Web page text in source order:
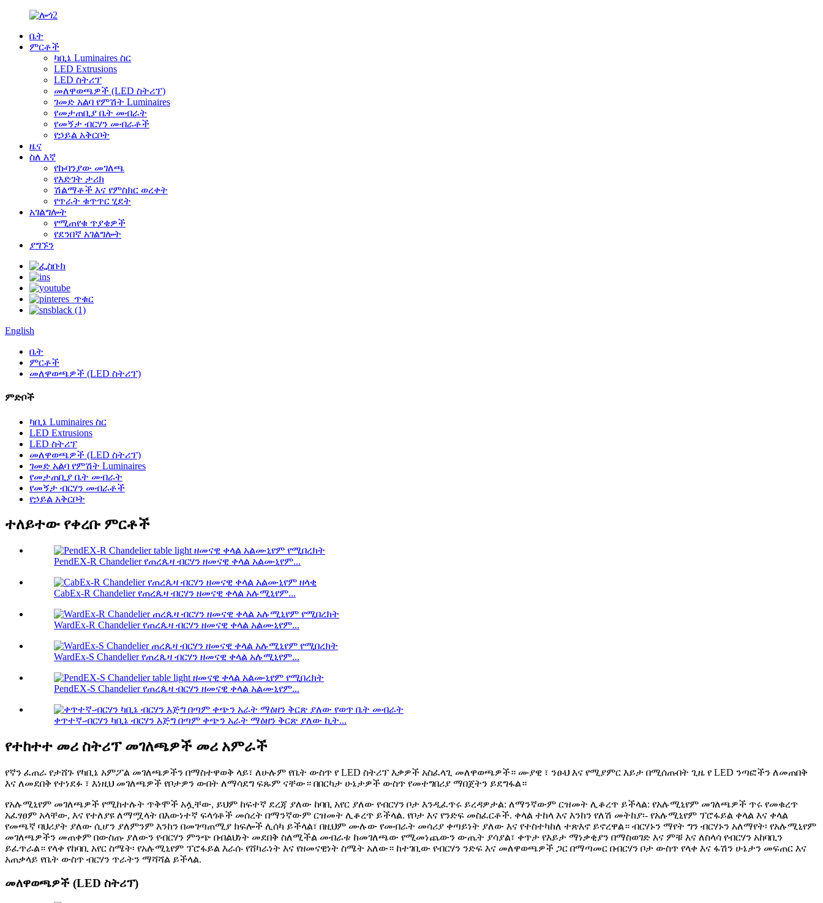
ቤት
ምርቶች
ካቢኔ Luminaires ስር
LED Extrusions
LED ስትሪፕ
መለዋወጫዎች (LED ስትሪፕ)
ገመድ አልባ የምሽት Luminaires
የመታጠቢያ ቤት መብራት
የመኝታ ብርሃን መብራቶች
የኃይል አቅርቦት
ዜና
ስለ እኛ
የኩባንያው መገለጫ
የእድገት ታሪክ
ሽልማቶች እና የምስክር ወረቀት
የጥራት ቁጥጥር ሂደት
አገልግሎት
የሚጠየቁ ጥያቄዎች
የደንበኛ አገልግሎት
ያግኙን
English
ቤት
ምርቶች
መለዋወጫዎች (LED ስትሪፕ)
ምድቦች
ካቢኔ Luminaires ስር
LED Extrusions
LED ስትሪፕ
መለዋወጫዎች (LED ስትሪፕ)
ገመድ አልባ የምሽት Luminaires
የመታጠቢያ ቤት መብራት
የመኝታ ብርሃን መብራቶች
የኃይል አቅርቦት
ተለይተው የቀረቡ ምርቶች
PendEX-R Chandelier የጠረጴዛ ብርሃን ዘመናዊ ቀላል አልሙኒየም...
CabEx-R Chandelier የጠረጴዛ ብርሃን ዘመናዊ ቀላል አሉሚኒየም...
WardEx-R Chandelier የጠረጴዛ ብርሃን ዘመናዊ ቀላል አልሙኒየም...
WardEx-S Chandelier የጠረጴዛ ብርሃን ዘመናዊ ቀላል አሉሚኒየም...
PendEX-S Chandelier የጠረጴዛ ብርሃን ዘመናዊ ቀላል አልሙኒየም...
ቀጥተኛ-ብርሃን ካቢኔ ብርሃን እጅግ በጣም ቀጭን አራት ማዕዘን ቅርጽ ያለው ኪት...
የተከተተ መሪ ስትሪፕ መገለጫዎች መሪ አምራች
የኛን ፈጠራ የታሸጉ የካቢኔ አምፖል መገለጫዎችን በማስተዋወቅ ላይ፣ ለሁሉም የቤት ውስጥ የ LED ስትሪፕ እቃዎች አስፈላጊ መለዋወጫዎች። ሙያዊ ፣ ንፁህ እና የሚያምር እይታ በሚሰጡበት ጊዜ የ LED ንጣፎችን ለመጠበቅ
እና ለመደበቅ የተነደፉ ፣ እነዚህ መገለጫዎች የቦታዎን ውበት ለማሳደግ ፍጹም ናቸው። በበርካታ ሁኔታዎች ውስጥ የመተግበሪያ ማበጀትን ይደግፋል።
የአሉሚኒየም መገለጫዎች የሚከተሉት ጥቅሞች አሏቸው, ይህም ከፍተኛ ደረጃ ያለው ከባቢ አየር ያለው የብርሃን ቦታ እንዲፈጥሩ ይረዳዎታል: ለማንኛውም ርዝመት ሊቆረጥ ይችላል: የአሉሚኒየም መገለጫዎች ጥሩ የመቁረጥ
አፈፃፀም አላቸው, እና የተለያዩ ለማሟላት በእውነተኛ ፍላጎቶች መሰረት በማንኛውም ርዝመት ሊቆረጥ ይችላል. የቦታ እና የንድፍ መስፈርቶች. ቀላል ተከላ እና እንከን የለሽ መትከያ፡- የአሉሚኒየም ፕሮፋይል ቀላል እና ቀላል
የመጫኛ ባህሪያት ያለው ሲሆን ያለምንም እንከን በመገጣጠሚያ ክፍሎች ሊሰካ ይችላል፣ በዚህም ሙሉው የመብራት መሳሪያ ቀጣይነት ያለው እና የተስተካከለ ተጽእኖ ይኖረዋል። ብርሃኑን ማየት ግን ብርሃኑን አለማየት፡ የአሉሚኒየም
መገለጫዎችን መጠቀም በውስጡ ያለውን የብርሃን ምንጭ በብልህነት መደበቅ ስለሚችል መብራቱ ከመገለጫው የሚመነጨውን ውጤት ያሳያል፣ ቀጥታ የእይታ ማነቃቂያን በማስወገድ እና ምቹ እና ለስላሳ የብርሃን አከባቢን
ይፈጥራል። የላቀ የከባቢ አየር ስሜት፡ የአሉሚኒየም ፕሮፋይል እራሱ የሸካራነት እና የዘመናዊነት ስሜት አለው። ከተገቢው የብርሃን ንድፍ እና መለዋወጫዎች ጋር በማጣመር በብርሃን ቦታ ውስጥ የላቀ እና ፋሽን ሁኔታን መፍጠር እና
አጠቃላይ የቤት ውስጥ ብርሃን ጥራትን ማሻሻል ይችላል.
መለዋወጫዎች (LED ስትሪፕ)